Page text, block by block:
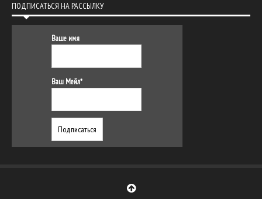
ПОДПИСАТЬСЯ НА РАССЫЛКУ
Ваше имя
Ваш Мейл*